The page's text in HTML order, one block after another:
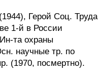
Герой Соц. Труда
1-й в России
та охраны
научные тр. по
(1970, посмертно).